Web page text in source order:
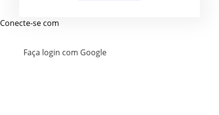
Conecte-se com
Faça login com Google